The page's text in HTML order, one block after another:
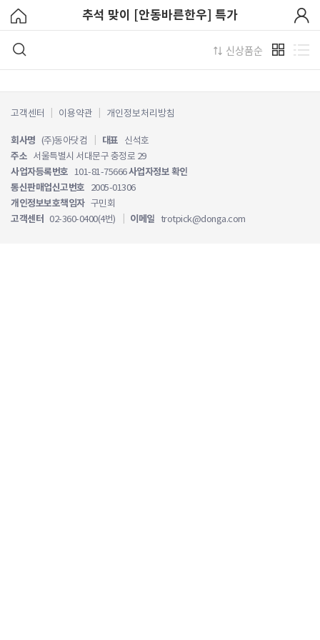
추석 맞이 [안동바른한우] 특가
신상품순
고객센터 이용약관 개인정보처리방침
회사명 (주)동아닷컴 대표 신석호
주소 서울특별시 서대문구 충정로 29
사업자등록번호 101-81-75666사업자정보 확인
통신판매업신고번호 2005-01306
개인정보보호책임자 구민회
고객센터 02-360-0400(4번) 이메일 trotpick@donga.com